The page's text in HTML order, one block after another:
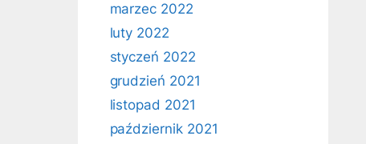
marzec 2022
luty 2022
styczeń 2022
grudzień 2021
listopad 2021
październik 2021